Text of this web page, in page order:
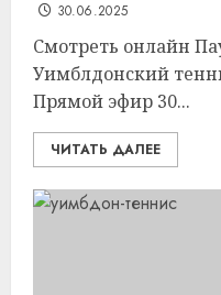
30.06.2025
Смотреть онлайн
Уимблдонский
Прямой эфир 30...
ЧИТАТЬ ДАЛЕЕ